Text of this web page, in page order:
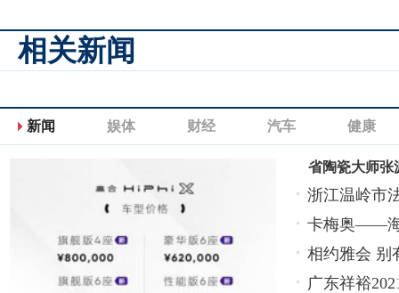
相关新闻
新闻 娱体 财经 汽车 健康
省陶瓷大师张
浙江温岭市
卡梅奥——
相约雅会 别
广东祥裕